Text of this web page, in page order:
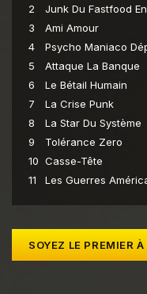
2
Junk Du Fastfood
3
Ami Amour
4
Psycho Maniaco
5
Attaque La Banque
6
Le Bétail Humain
7
La Crise Punk
8
La Star Du Système
9
Tolérance Zero
10 Casse-Tête
11
Les Guerres
SOYEZ LE PREMIER